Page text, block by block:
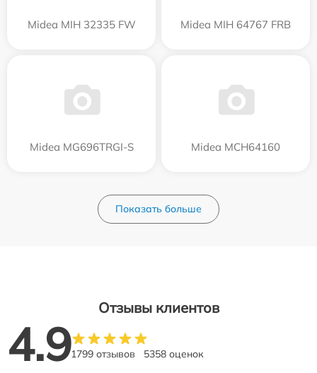
Midea MIH 32335 FW Midea MIH 64767 FRB
Midea MG696TRGI-S Midea MCH64160
Показать больше
Отзывы клиентов
4.91799 отзывов 5358 оценок